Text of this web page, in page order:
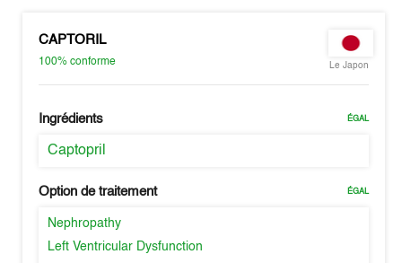
CAPTORIL
100%conforme Le Japon
Ingrédients ÉGAL
Captopril
Option de traitement ÉGAL
Nephropathy
Left Ventricular Dysfunction